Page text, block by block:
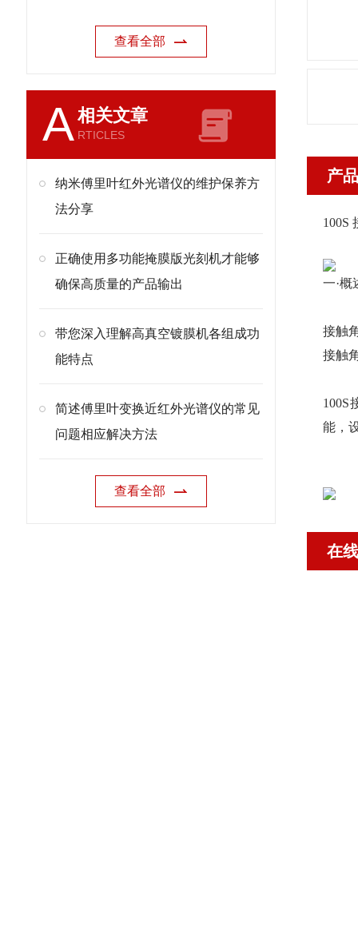
查看全部
A相关文章
RTICLES
纳米傅里叶红外光谱仪的维护保养方
法分享
正确使用多功能掩膜版光刻机才能够
确保高质量的产品输出
带您深入理解高真空镀膜机各组成功
能特点
简述傅里叶变换近红外光谱仪的常见
问题相应解决方法
查看全部
产
100S
一·概
接触
接触
100S
能，
在